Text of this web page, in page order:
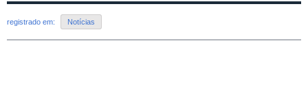
registrado em: Notícias